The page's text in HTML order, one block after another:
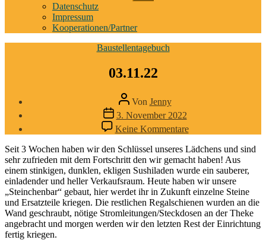
anzeigen
Datenschutz
Impressum
Kooperationen/Partner
Kategorien
Baustellentagebuch
03.11.22
Beitragsautor
Von Jenny
Beitragsdatum
3. November 2022
Keine Kommentarezu
03.11.22
Seit 3 Wochen haben wir den Schlüssel unseres Lädchens und sind
sehr zufrieden mit dem Fortschritt den wir gemacht haben! Aus
einem stinkigen, dunklen, ekligen Sushiladen wurde ein sauberer,
einladender und heller Verkaufsraum. Heute haben wir unsere
„Steinchenbar“ gebaut, hier werdet ihr in Zukunft einzelne Steine
und Ersatzteile kriegen. Die restlichen Regalschienen wurden an die
Wand geschraubt, nötige Stromleitungen/Steckdosen an der Theke
angebracht und morgen werden wir den letzten Rest der Einrichtung
fertig kriegen.